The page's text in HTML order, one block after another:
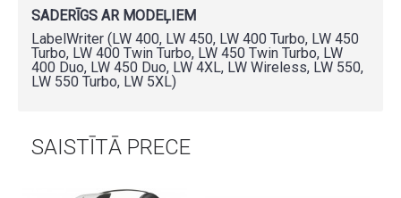
SADERĪGS AR MODEĻIEM
LabelWriter (LW 400, LW 450, LW 400 Turbo, LW 450
Turbo, LW 400 Twin Turbo, LW 450 Twin Turbo, LW
400 Duo, LW 450 Duo, LW 4XL, LW Wireless, LW 550,
LW 550 Turbo, LW 5XL)
SAISTĪTĀ PRECE